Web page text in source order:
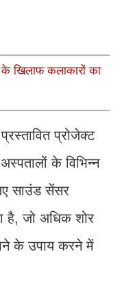
के खिलाफ कलाकारों का
प्रस्तावित प्रोजेक्ट
के विभिन्न
साउंड सेंसर
है, जो अधिक शोर
के उपाय करने में